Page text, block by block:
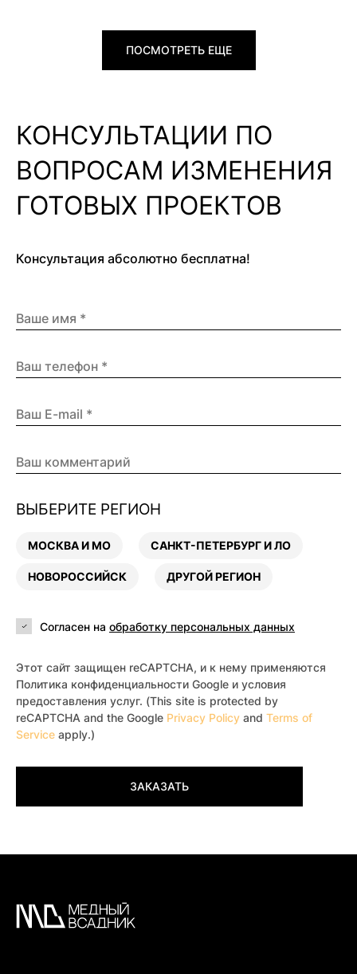
ПОСМОТРЕТЬ ЕЩЕ
КОНСУЛЬТАЦИИ ПО
ВОПРОСАМ ИЗМЕНЕНИЯ
ГОТОВЫХ ПРОЕКТОВ
Консультация абсолютно бесплатна!
ВЫБЕРИТЕ РЕГИОН
МОСКВА И МО САНКТ-ПЕТЕРБУРГ И ЛО
НОВОРОССИЙСК ДРУГОЙ РЕГИОН
Согласен на обработку персональных данных
Этот сайт защищен reCAPTCHA, и к нему применяются
Политика конфиденциальности Google и условия
предоставления услуг. (This site is protected by
reCAPTCHA and the Google Privacy Policy and Terms of
Service apply.)